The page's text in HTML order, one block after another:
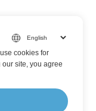
cookies for
site, you agree